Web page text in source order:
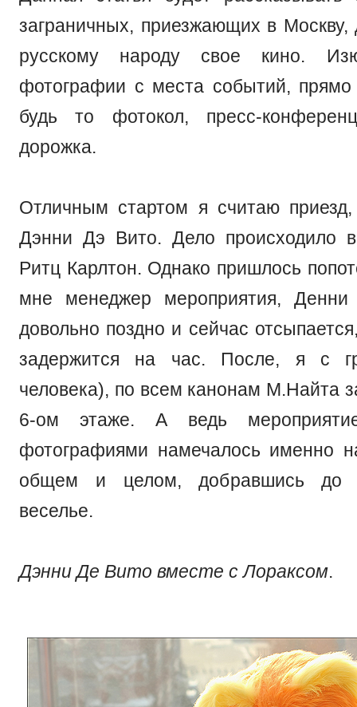
заграничных, приезжающих в Москву,
русскому народу свое кино.
фотографии с места событий, прямо
будь то фотокол, пресс-
дорожка.
Отличным стартом я считаю
Дэнни Дэ Вито. Дело происходило
Ритц Карлтон. Однако пришлось
мне менеджер мероприятия, Денни
довольно поздно и сейчас
задержится на час. После, я с
человека), по всем канонам М.Найта
6-ом этаже. А ведь
фотографиями намечалось именно
общем и целом, добравшись до
веселье.
Дэнни Де Вито вместе с Лораксом.